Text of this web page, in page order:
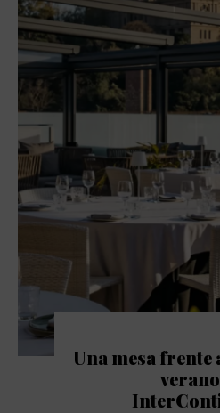
Una mesa frente